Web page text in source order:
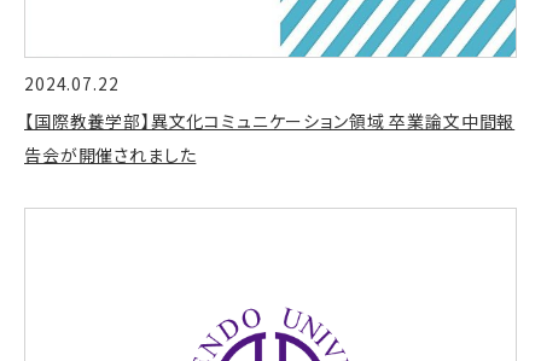
2024.07.22
【国際教養学部】異文化コミュニケーション領域 卒業論文中間報
告会が開催されました